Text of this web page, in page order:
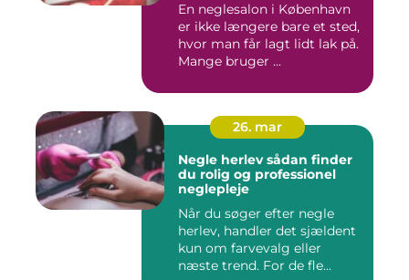
En neglesalon i København
er ikke længere bare et sted,
hvor man får lagt lidt lak på.
Mange bruger ...
26. mar
Negle herlev sådan finder
du rolig og professionel
neglepleje
Når du søger efter negle
herlev, handler det sjældent
kun om farvevalg eller
næste trend. For de fle...